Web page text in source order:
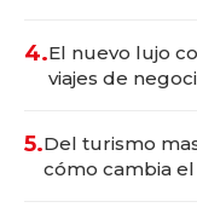
4.El nuevo lujo
viajes de
5.Del turismo
cómo cambia